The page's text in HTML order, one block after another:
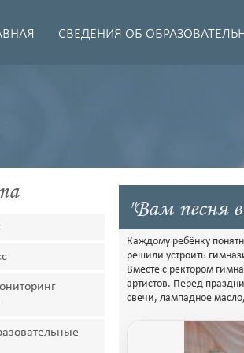
СВЕДЕНИЯ ОБ
"Вам песня
Каждому ребёнку
решили устроить
Вместе с ректором
артистов. Перед
свечи, лампадное